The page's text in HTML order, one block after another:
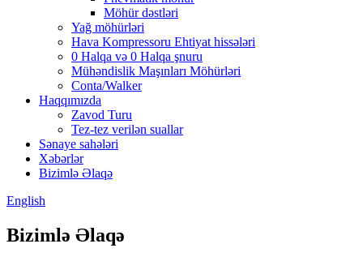
Möhür dəstləri
Yağ möhürləri
Hava Kompressoru Ehtiyat hissələri
0 Halqa və 0 Halqa şnuru
Mühəndislik Maşınları Möhürləri
Conta/Walker
Haqqımızda
Zavod Turu
Tez-tez verilən suallar
Sənaye sahələri
Xəbərlər
Bizimlə Əlaqə
English
Bizimlə Əlaqə